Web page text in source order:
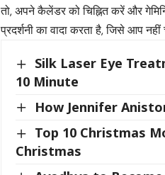
तो, अपने कैलेंडर को चिह्नित करें और
प्रदर्शनी का वादा करता है, जिसे आप
Silk Laser Eye
10 Minute
How Jennifer
Top 10 Christmas
Christmas